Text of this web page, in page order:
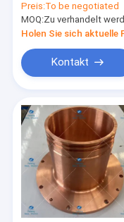
des Prozent-
kupferne Ziel-
155OD*125ID*888
Preis:To be negotiated
MOQ:Zu verhandelt werden
Kontakt